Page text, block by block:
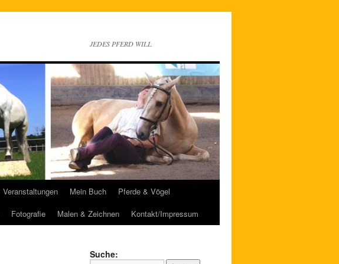
JEDES PFERD WILL
Veranstaltungen Mein Buch
Pferde & Vögel
Fotografie Malen & Zeichnen Kontakt/Impressum
Suche: